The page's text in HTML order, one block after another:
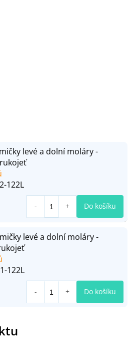
levé a dolní moláry -
122L
Do košíku
levé a dolní moláry -
122L
Do košíku